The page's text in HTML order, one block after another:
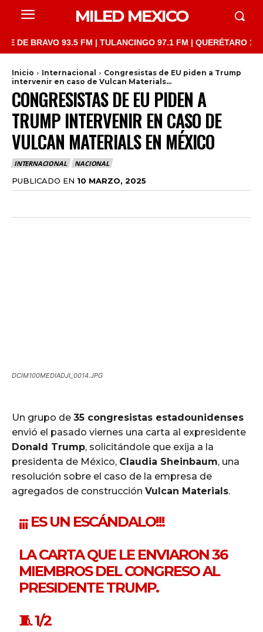
MILED MEXICO
93.5 FM | TULANCINGO 97.1 FM | QUERÉTARO 103.1
Inicio Internacional
Congresistas de EU piden a Trump
intervenir en caso de Vulcan Materials...
CONGRESISTAS DE EU PIDEN A
TRUMP INTERVENIR EN CASO DE
VULCAN MATERIALS EN MÉXICO
INTERNACIONAL NACIONAL
PUBLICADO EN 10 MARZO, 2025
DCIM100MEDIADJI_0014.JPG
Un grupo de 35 congresistas estadounidenses
envió el pasado viernes una carta al expresidente
Donald Trump, solicitándole que exija a la
presidenta de México, Claudia Sheinbaum, una
resolución sobre el caso de la empresa de
agregados de construcción Vulcan Materials.
¡¡¡ ES UN ESCÁNDALO!!!
LA CARTA QUE LE ENVIARON 36
MIEMBROS DEL CONGRESO AL
PRESIDENTE TRUMP.
🧵 1/2